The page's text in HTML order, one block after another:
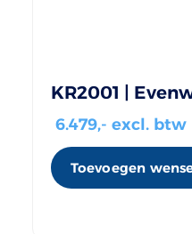
KR2001 |
6.479,- excl. btw
Toevoegen